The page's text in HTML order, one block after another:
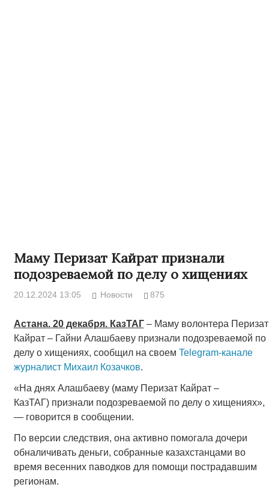
Маму Перизат Кайрат признали
подозреваемой по делу о хищениях
20.12.2024 13:05 Новости 875
Астана. 20 декабря. КазТАГ – Маму волонтера Перизат
Кайрат – Гайни Алашбаеву признали подозреваемой по
делу о хищениях, сообщил на своем Telegram-канале
журналист Михаил Козачков.
«На днях Алашбаеву (маму Перизат Кайрат –
КазТАГ) признали подозреваемой по делу о хищениях»,
— говорится в сообщении.
По версии следствия, она активно помогала дочери
обналичивать деньги, собранные казахстанцами во
время весенних паводков для помощи пострадавшим
регионам.